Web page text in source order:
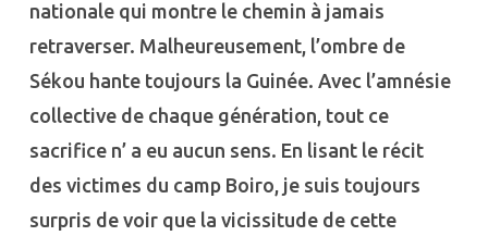
nationale qui montre le chemin à jamais
retraverser. Malheureusement, l’ombre de
Sékou hante toujours la Guinée. Avec l’amnésie
collective de chaque génération, tout ce
sacrifice n’ a eu aucun sens. En lisant le récit
des victimes du camp Boiro, je suis toujours
surpris de voir que la vicissitude de cette